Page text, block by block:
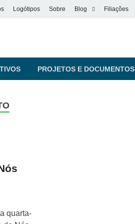
Logótipos Sobre Blog Filiações
PROJETOS E DOCUMENTOS
quarta-